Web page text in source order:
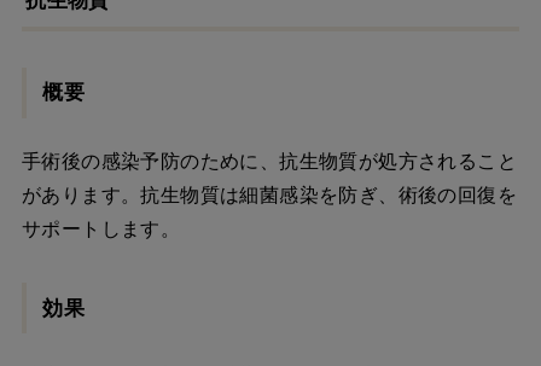
概要
手術後の感染予防のために、抗生物質が処方されること
があります。抗生物質は細菌感染を防ぎ、術後の回復を
サポートします。
効果